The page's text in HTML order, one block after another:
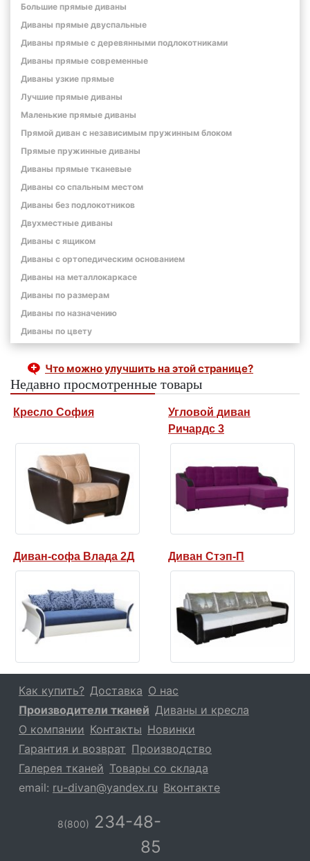
Большие прямые диваны
Диваны прямые двуспальные
Диваны прямые с деревянными подлокотниками
Диваны прямые современные
Диваны узкие прямые
Лучшие прямые диваны
Маленькие прямые диваны
Прямой диван с независимым пружинным блоком
Прямые пружинные диваны
Диваны прямые тканевые
Диваны со спальным местом
Диваны без подлокотников
Двухместные диваны
Диваны с ящиком
Диваны с ортопедическим основанием
Диваны на металлокаркасе
Диваны по размерам
Диваны по назначению
Диваны по цвету
Что можно улучшить на этой странице?
Недавно просмотренные товары
Кресло София
Угловой диван
Ричардс 3
Диван-софа Влада 2Д Диван Стэп-П
Как купить? Доставка О нас
Производители тканей Диваны и кресла
О компании Контакты Новинки
Гарантия и возврат Производство
Галерея тканей Товары со склада
email: ru-divan@yandex.ru Вконтакте
8(800) 234-48-
85